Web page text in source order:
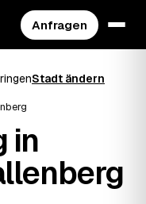
Anfragen
Stadt ändern
in